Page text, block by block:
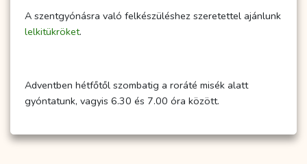
A szentgyónásra való felkészüléshez szeretettel ajánlunk
lelkitükröket.
Adventben hétfőtől szombatig a roráté misék alatt
gyóntatunk, vagyis 6.30 és 7.00 óra között.